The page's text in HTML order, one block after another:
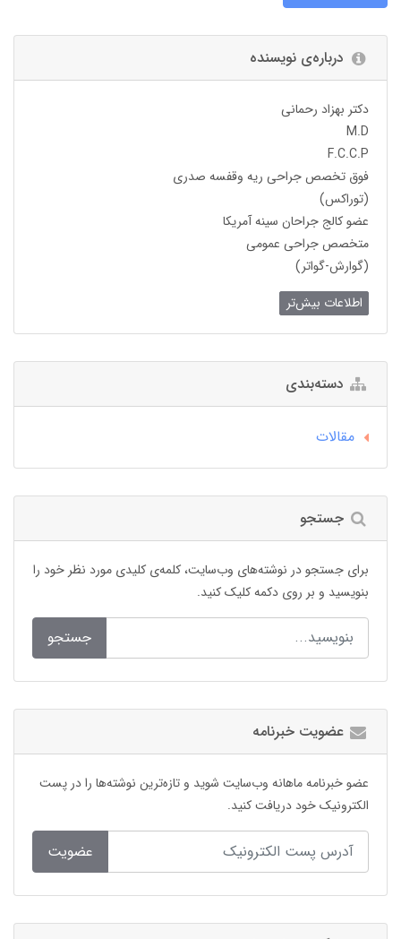
درباره‌ی نویسنده
دکتر بهزاد رحمانی
M.D
F.C.C.P
فوق تخصص جراحی ریه وقفسه صدری
(توراکس)
عضو کالج جراحان سینه آمریکا
متخصص جراحی عمومی
(گوارش-گواتر)
اطلاعات بیش‌تر
دسته‌بندی
مقالات
جستجو
برای جستجو در نوشته‌های وب‌سایت، کلمه‌ی کلیدی مورد نظر خود را
بنویسید و بر روی دکمه کلیک کنید.
جستجو
عضویت خبرنامه
عضو خبرنامه ماهانه وب‌سایت شوید و تازه‌ترین نوشته‌ها را در پست
الکترونیک خود دریافت کنید.
عضویت